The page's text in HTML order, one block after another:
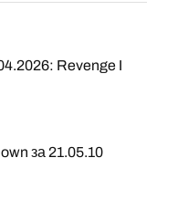
Revenge I
за 21.05.10